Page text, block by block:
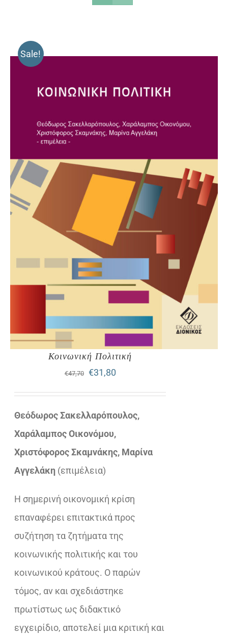
Sale!
Κοινωνική Πολιτική
€47,70
Original
price
was:
€47,70.
€31,80Η
τρέχουσα
€31,80.
Θεόδωρος Σακελλαρόπουλος,
Χαράλαμπος Οικονόμου,
Χριστόφορος Σκαμνάκης, Μαρίνα
Αγγελάκη (επιμέλεια)
Η σημερινή οικονομική κρίση
επαναφέρει επιτακτικά προς
συζήτηση τα ζητήματα της
κοινωνικής πολιτικής και του
κοινωνικού κράτους. Ο παρών
τόμος, αν και σχεδιάστηκε
πρωτίστως ως διδακτικό
εγχειρίδιο, αποτελεί μια κριτική και